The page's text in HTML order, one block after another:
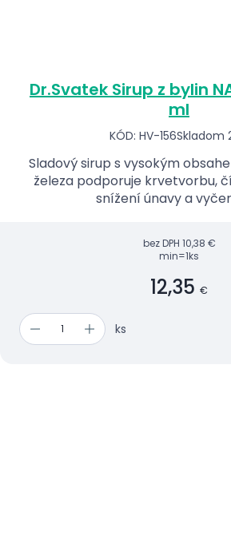
Dr.Svatek Sirup z bylin
ml
KÓD: HV-156Skladom
Sladový sirup s vysokým
železa podporuje krvetvorbu,
snížení únavy a
bez DPH 10,38 €
min=1ks
12,35 €
ks